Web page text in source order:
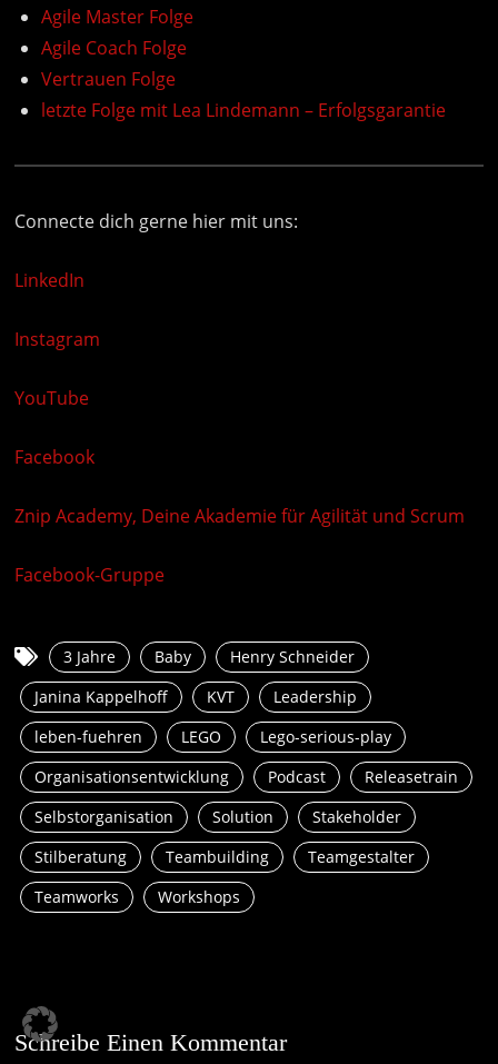
Agile Master Folge
Agile Coach Folge
Vertrauen Folge
letzte Folge mit Lea Lindemann – Erfolgsgarantie
Connecte dich gerne hier mit uns:
LinkedIn
Instagram
YouTube
Facebook
Znip Academy, Deine Akademie für Agilität und Scrum
Facebook-Gruppe
3 Jahre Baby
Henry Schneider
Janina Kappelhoff
KVT
Leadership
leben-fuehren
LEGO
Lego-serious-play
Organisationsentwicklung
Podcast
Releasetrain
Selbstorganisation
Solution
Stakeholder
Stilberatung
Teambuilding
Teamgestalter
Teamworks
Workshops
Schreibe Einen Kommentar